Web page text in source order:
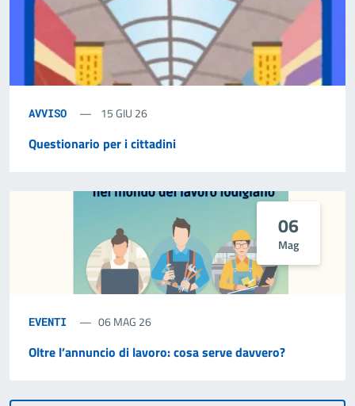
AVVISO 15 GIU 26
Questionario per i cittadini
06
Mag
EVENTI 06 MAG 26
Oltre l’annuncio di lavoro: cosa serve davvero?